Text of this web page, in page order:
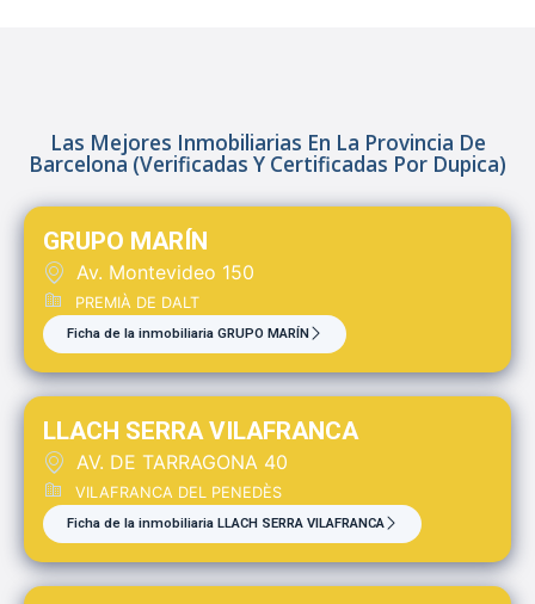
Las Mejores Inmobiliarias En La Provincia De
Barcelona (verificadas Y Certificadas Por Dupica)
GRUPO MARÍN
Av. Montevideo 150
PREMIÀ DE DALT
Ficha de la inmobiliaria GRUPO MARÍN
LLACH SERRA VILAFRANCA
AV. DE TARRAGONA 40
VILAFRANCA DEL PENEDÈS
Ficha de la inmobiliaria LLACH SERRA VILAFRANCA